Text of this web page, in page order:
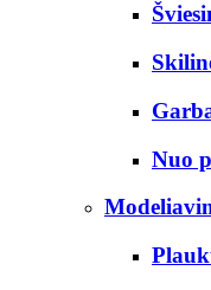
Nuo